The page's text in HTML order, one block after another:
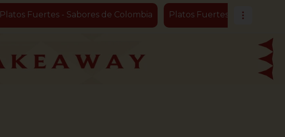
Platos Fuertes - Sabores de Colombia Platos Fuertes - Ensaladas